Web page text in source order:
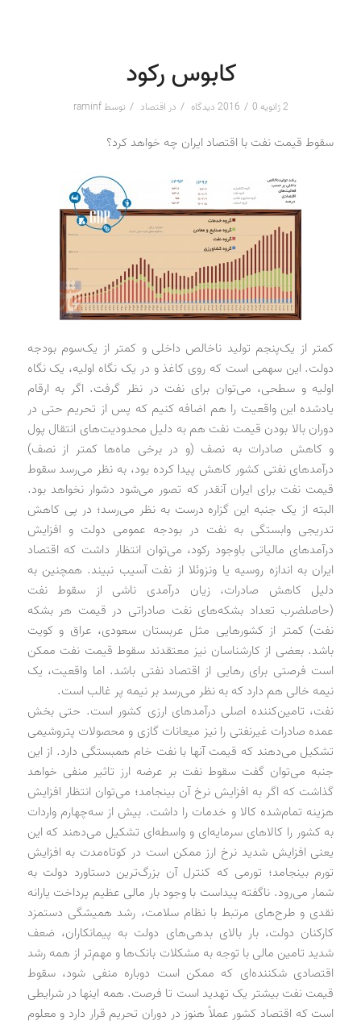
کابوس رکود
2 ژانویه 2016 / 0 دیدگاه / در اقتصاد / توسطraminf
سقوط قیمت نفت با اقتصاد ایران چه خواهد کرد؟
کمتر از یک‌پنجم تولید ناخالص داخلی و کمتر از یک‌سوم بودجه
دولت. این سهمی است که روی کاغذ و در یک نگاه اولیه، یک نگاه
اولیه و سطحی، می‌توان برای نفت در نظر گرفت. اگر به ارقام
یادشده این واقعیت را هم اضافه کنیم که پس از تحریم حتی در
دوران بالا بودن قیمت نفت هم به دلیل محدودیت‌های انتقال پول
و کاهش صادرات به نصف (و در برخی ماه‌ها کمتر از نصف)
درآمدهای نفتی کشور کاهش پیدا کرده بود، به نظر می‌رسد سقوط
قیمت نفت برای ایران آنقدر که تصور می‌شود دشوار نخواهد بود.
البته از یک جنبه این گزاره درست به نظر می‌رسد؛ در پی کاهش
تدریجی وابستگی به نفت در بودجه عمومی دولت و افزایش
درآمدهای مالیاتی باوجود رکود، می‌توان انتظار داشت که اقتصاد
ایران به اندازه روسیه یا ونزوئلا از نفت آسیب نبیند. همچنین به
دلیل کاهش صادرات، زیان درآمدی ناشی از سقوط نفت
(حاصلضرب تعداد بشکه‌های نفت صادراتی در قیمت هر بشکه
نفت) کمتر از کشورهایی مثل عربستان سعودی، عراق و کویت
باشد. بعضی از کارشناسان نیز معتقدند سقوط قیمت نفت ممکن
است فرصتی برای رهایی از اقتصاد نفتی باشد. اما واقعیت، یک
‌نیمه خالی هم دارد که به نظر می‌رسد بر نیمه پر غالب است.
نفت، تامین‌کننده اصلی درآمدهای ارزی کشور است. حتی بخش
عمده صادرات غیرنفتی را نیز میعانات گازی و محصولات پتروشیمی
تشکیل می‌دهند که قیمت آنها با نفت خام همبستگی دارد. از این
جنبه می‌توان گفت سقوط نفت بر عرضه ارز تاثیر منفی خواهد
گذاشت که اگر به افزایش نرخ آن بینجامد؛ می‌توان انتظار افزایش
هزینه تمام‌شده کالا و خدمات را داشت. بیش از سه‌چهارم واردات
به کشور را کالاهای سرمایه‌ای و واسطه‌ای تشکیل می‌دهند که این
یعنی افزایش شدید نرخ ارز ممکن است در کوتاه‌مدت به افزایش
تورم بینجامد؛ تورمی که کنترل آن بزرگ‌ترین دستاورد دولت به
شمار می‌رود. ناگفته پیداست با وجود بار مالی عظیم پرداخت یارانه
نقدی و طرح‌های مرتبط با نظام سلامت، رشد همیشگی دستمزد
کارکنان دولت، بار بالای بدهی‌های دولت به پیمانکاران، ضعف
شدید تامین مالی با توجه به مشکلات بانک‌ها و مهم‌تر از همه رشد
اقتصادی شکننده‌ای که ممکن است دوباره منفی شود، سقوط
قیمت نفت بیشتر یک تهدید است تا فرصت. همه اینها در شرایطی
است که اقتصاد کشور عملاً هنوز در دوران تحریم قرار دارد و معلوم